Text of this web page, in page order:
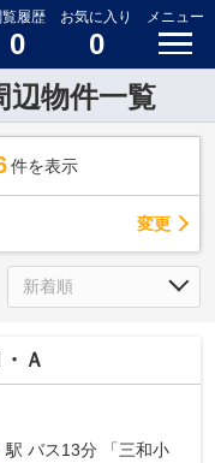
覧履歴
0
お気に入り
0
メニュー
辺物件一覧
件を表示
変更
Ａ
駅 バス13分 「三和小